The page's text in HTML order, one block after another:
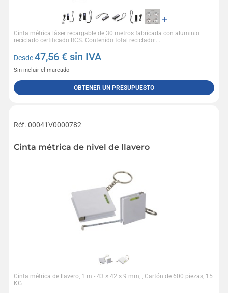
Cinta métrica láser recargable de 30 metros fabricada con aluminio
reciclado certificado RCS. Contenido total reciclado:...
Desde47,56 € sin IVA
Sin incluir el marcado
OBTENER UN PRESUPUESTO
Réf. 00041V0000782
Cinta métrica de nivel de llavero
Cinta métrica de llavero, 1 m - 43 × 42 × 9 mm, , Cartón de 600 piezas, 15
KG